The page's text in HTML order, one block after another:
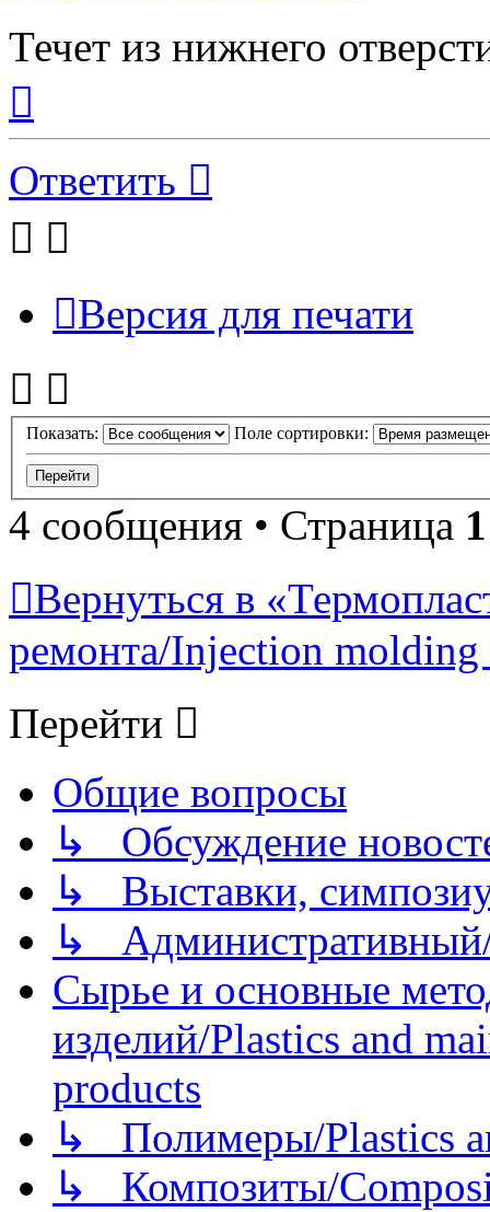
Течет из нижнего
началу
Ответить
Версия для печати
Показать: Поле сортировки:
4 сообщения • Страница 1
Вернуться в
ремонта/Injection molding
Перейти
Общие вопросы
↳ Обсуждение
↳ Выставки,
↳
Сырье и основные
изделий/Plastics and
products
↳ Полимеры/Plastics
↳ Композиты/